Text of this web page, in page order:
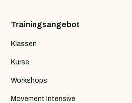
Trainingsangebot
Klassen
Kurse
Workshops
Movement Intensive